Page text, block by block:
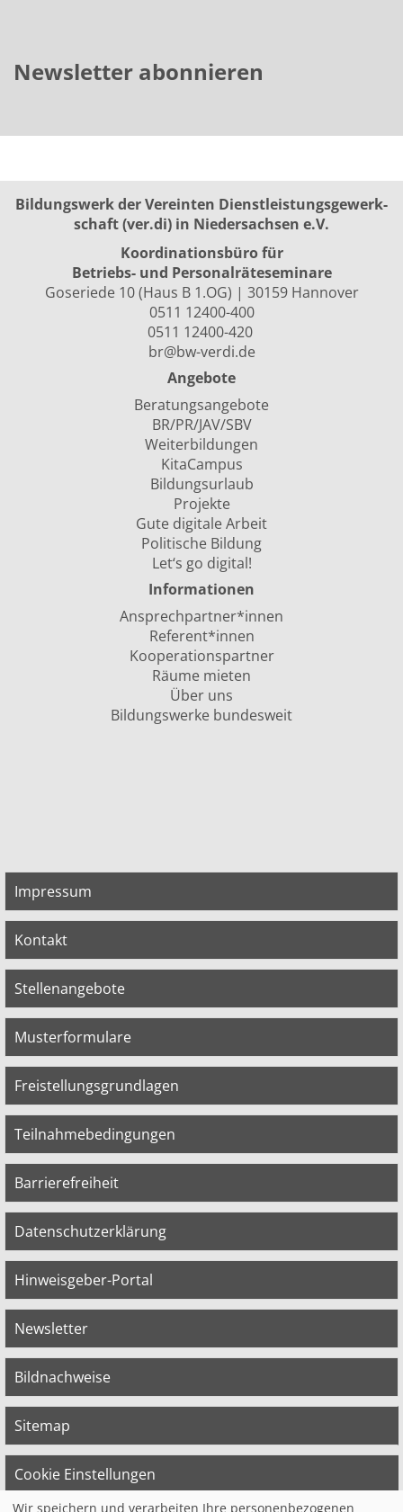
Newsletter abonnieren
Bildungswerk der Vereinten Dienst­leis­tungs­ge­werk­
schaft (ver.di) in Niedersachsen e.V.
Koordinationsbüro für
Betriebs- und Personalräte­seminare
Goseriede 10 (Haus B 1.OG) | 30159 Hannover
0511 12400-400
0511 12400-420
br@bw-verdi.de
Angebote
Beratungsangebote
BR/PR/JAV/SBV
Weiterbildungen
KitaCampus
Bildungsurlaub
Projekte
Gute digitale Arbeit
Politische Bildung
Let‘s go digital!
Informationen
Ansprechpartner*innen
Referent*innen
Kooperationspartner
Räume mieten
Über uns
Bildungswerke bundesweit
Impressum
Kontakt
Stellenangebote
Musterformulare
Freistellungsgrundlagen
Teilnahmebedingungen
Barrierefreiheit
Datenschutzerklärung
Hinweisgeber-Portal
Newsletter
Bildnachweise
Sitemap
Cookie Einstellungen
Wir speichern und verarbeiten Ihre personenbezogenen